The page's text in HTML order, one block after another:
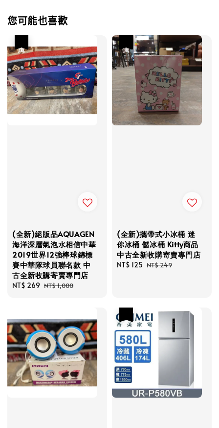
您可能也喜歡
(全新)絕版品AQUAGEN
海洋深層氣泡水相信中華
2019世界12強棒球錦標
賽中華隊球員聯名款 中
古全新收購寄賣專門店
Sale
NT$ 269 Regular
NT$ 1,000
(全新)攜帶式小冰桶 迷
你冰桶 儲冰桶 Kitty商品
中古全新收購寄賣專門店
Sale
NT$ 125 Regular
NT$ 249